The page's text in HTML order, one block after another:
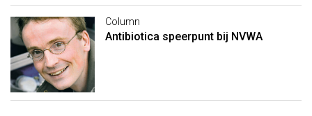
Column
Antibiotica speerpunt bij NVWA